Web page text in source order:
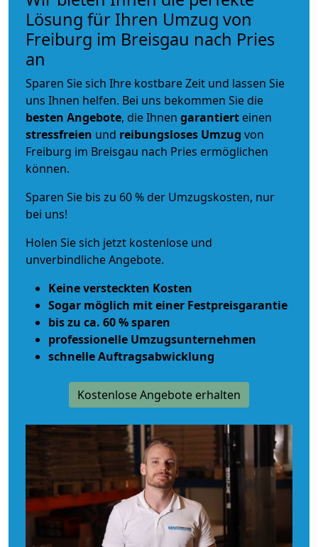
Lösung für Ihren Umzug von
Freiburg im Breisgau nach Pries
an
Sparen Sie sich Ihre kostbare Zeit und lassen Sie
uns Ihnen helfen. Bei uns bekommen Sie die
besten Angebote, die Ihnen garantiert einen
stressfreien und reibungsloses Umzug von
Freiburg im Breisgau nach Pries ermöglichen
können.
Sparen Sie bis zu 60 % der Umzugskosten, nur
bei uns!
Holen Sie sich jetzt kostenlose und
unverbindliche Angebote.
Keine versteckten Kosten
Sogar möglich mit einer Festpreisgarantie
bis zu ca. 60 % sparen
professionelle Umzugsunternehmen
schnelle Auftragsabwicklung
Kostenlose Angebote erhalten